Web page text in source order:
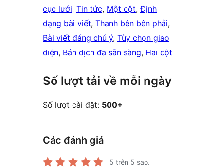
cục lưới, Tin tức, Một cột, Định
dạng bài viết, Thanh bên bên phải
Bài viết đáng chú ý, Tùy chọn giao
diện, Bản dịch đã sẵn sàng, Hai cột
Số lượt tải về mỗi ngày
Số lượt cài đặt: 500+
Các đánh giá
5 trên 5 sao.